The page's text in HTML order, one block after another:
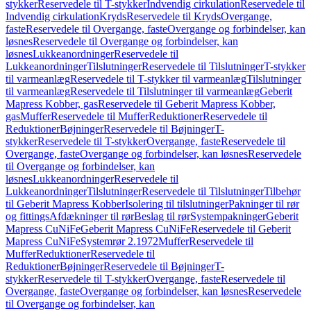
stykkerReservedele til T-stykkerIndvendig cirkulationReservedele til
Indvendig cirkulationKrydsReservedele til KrydsOvergange,
fasteReservedele til Overgange, fasteOvergange og forbindelser, kan
løsnesReservedele til Overgange og forbindelser, kan
løsnesLukkeanordningerReservedele til
LukkeanordningerTilslutningerReservedele til TilslutningerT-stykker
til varmeanlægReservedele til T-stykker til varmeanlægTilslutninger
til varmeanlægReservedele til Tilslutninger til varmeanlægGeberit
Mapress Kobber, gasReservedele til Geberit Mapress Kobber,
gasMufferReservedele til MufferReduktionerReservedele til
ReduktionerBøjningerReservedele til BøjningerT-
stykkerReservedele til T-stykkerOvergange, fasteReservedele til
Overgange, fasteOvergange og forbindelser, kan løsnesReservedele
til Overgange og forbindelser, kan
løsnesLukkeanordningerReservedele til
LukkeanordningerTilslutningerReservedele til TilslutningerTilbehør
til Geberit Mapress KobberIsolering til tilslutningerPakninger til rør
og fittingsAfdækninger til rørBeslag til rørSystempakningerGeberit
Mapress CuNiFeGeberit Mapress CuNiFeReservedele til Geberit
Mapress CuNiFeSystemrør 2.1972MufferReservedele til
MufferReduktionerReservedele til
ReduktionerBøjningerReservedele til BøjningerT-
stykkerReservedele til T-stykkerOvergange, fasteReservedele til
Overgange, fasteOvergange og forbindelser, kan løsnesReservedele
til Overgange og forbindelser, kan